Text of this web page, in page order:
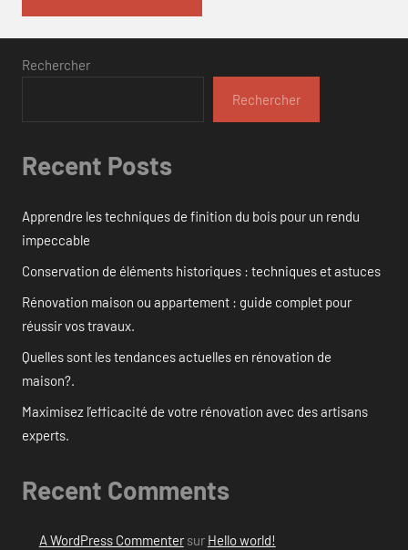
Rechercher
Rechercher
Recent Posts
Apprendre les techniques de finition du bois pour un rendu
impeccable
Conservation de éléments historiques : techniques et astuces
Rénovation maison ou appartement : guide complet pour
réussir vos travaux.
Quelles sont les tendances actuelles en rénovation de
maison?.
Maximisez l’efficacité de votre rénovation avec des artisans
experts.
Recent Comments
A WordPress Commentersur Hello world!